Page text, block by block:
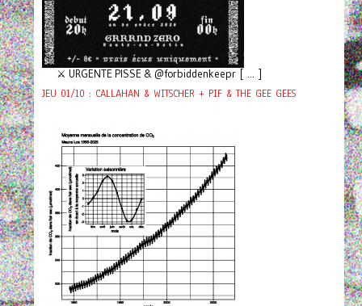
⚔️ URGENTE PISSE & @forbiddenkeepr [ ... ]
JEU 01/10 : CALLAHAN & WITSCHER + PIF & THE GEE GEES